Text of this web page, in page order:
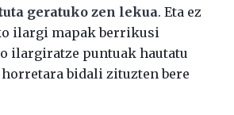
geratuko zen lekua. Eta ez
ilargi mapak berrikusi
ilargiratze puntuak hautatu
bidali zituzten bere